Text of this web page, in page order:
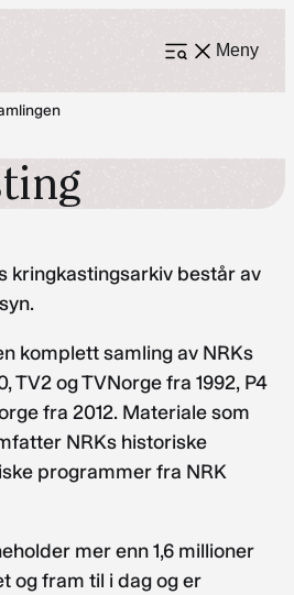
Meny
Åpne
kringkastingsarkiv består av
komplett samling av NRKs
TV2 og TVNorge fra 1992, P4
fra 2012. Materiale som
NRKs historiske
programmer fra NRK
mer enn 1,6 millioner
og fram til i dag og er